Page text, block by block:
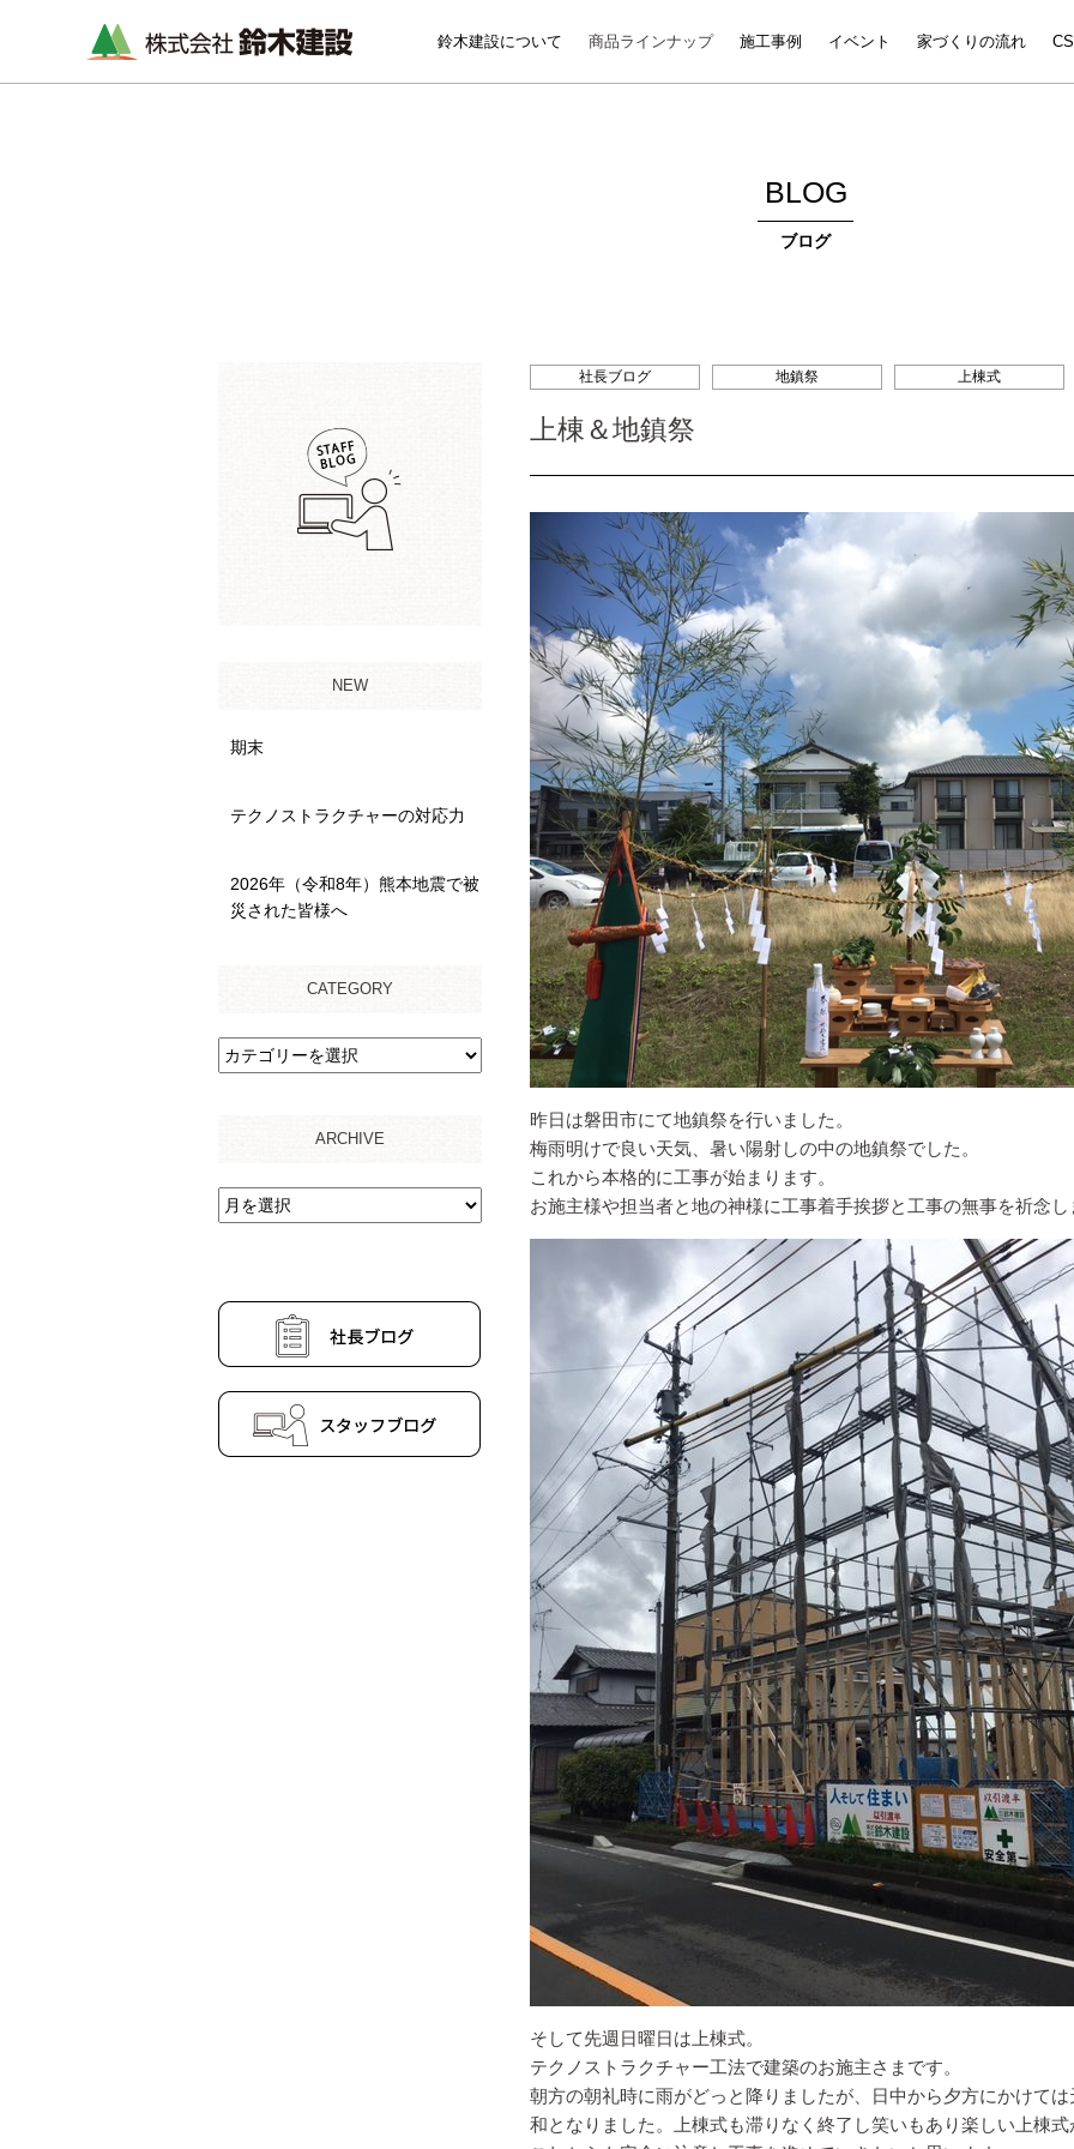
鈴木建設について 商品ラインナップ 施工事例 イベント 家づくりの流れ
BLOG
ブログ
社長ブログ 地鎮祭 上棟式
上棟＆地鎮祭
昨日は磐田市にて地鎮祭を行いました。
梅雨明けで良い天気、暑い陽射しの中の地鎮祭でした。
これから本格的に工事が始まります。
お施主様や担当者と地の神様に工事着手挨拶と工事の無事を祈念
そして先週日曜日は上棟式。
テクノストラクチャー工法で建築のお施主さまです。
朝方の朝礼時に雨がどっと降りましたが、日中から夕方にかけて
和となりました。上棟式も滞りなく終了し笑いもあり楽しい上棟
NEW
期末
テクノストラクチャーの対応力
2026年（令和8年）熊本地震で被
災された皆様へ
CATEGORY
ARCHIVE